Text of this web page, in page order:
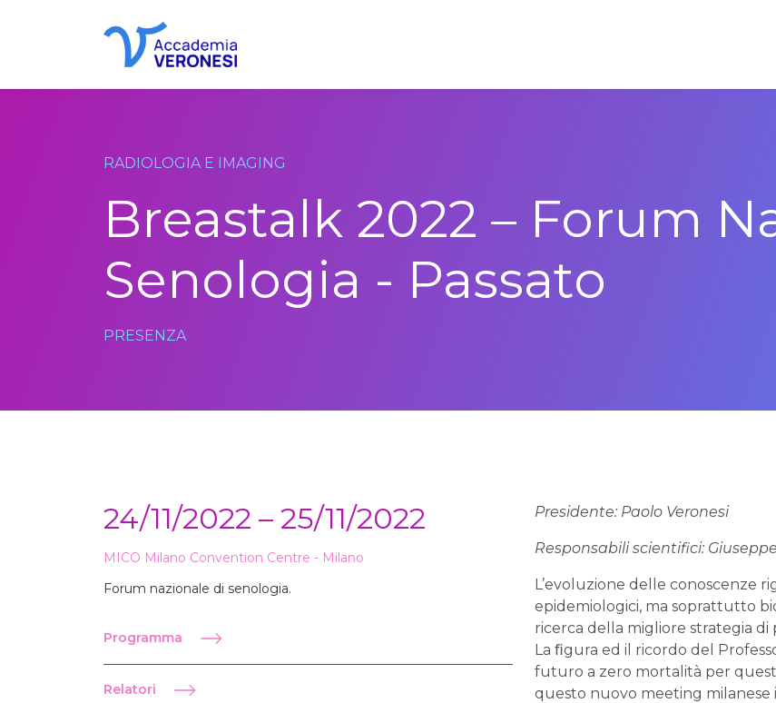
RADIOLOGIA E IMAGING
Breastalk 2022 – Forum
Senologia - Passato
PRESENZA
24/11/2022 – 25/11/2022
MICO Milano Convention Centre - Milano
Forum nazionale di senologia.
Programma
Relatori
Presidente: Paolo Veronesi
Responsabili scientifici:
L’evoluzione delle conoscenze
epidemiologici, ma soprattutto
ricerca della migliore strategia
La ﬁgura ed il ricordo del
futuro a zero mortalità per
questo nuovo meeting milanese